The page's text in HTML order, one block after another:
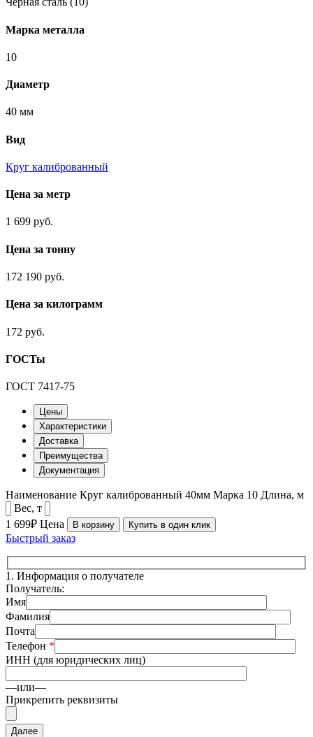
Марка металла
10
Диаметр
40 мм
Вид
Круг калиброванный
Цена за метр
1 699 руб.
Цена за тонну
172 190 руб.
Цена за килограмм
172 руб.
ГОСТы
ГОСТ 7417-75
Цены
Характеристики
Доставка
Преимущества
Документация
Наименование Круг калиброванный 40мм Марка 10 Длина, м
Вес, т
1 699₽ Цена В корзину Купить в один клик
Быстрый заказ
1. Информация о получателе
Получатель:
Имя
Фамилия
Почта
Телефон *
ИНН (для юридических лиц)
—или—
Прикрепить реквизиты